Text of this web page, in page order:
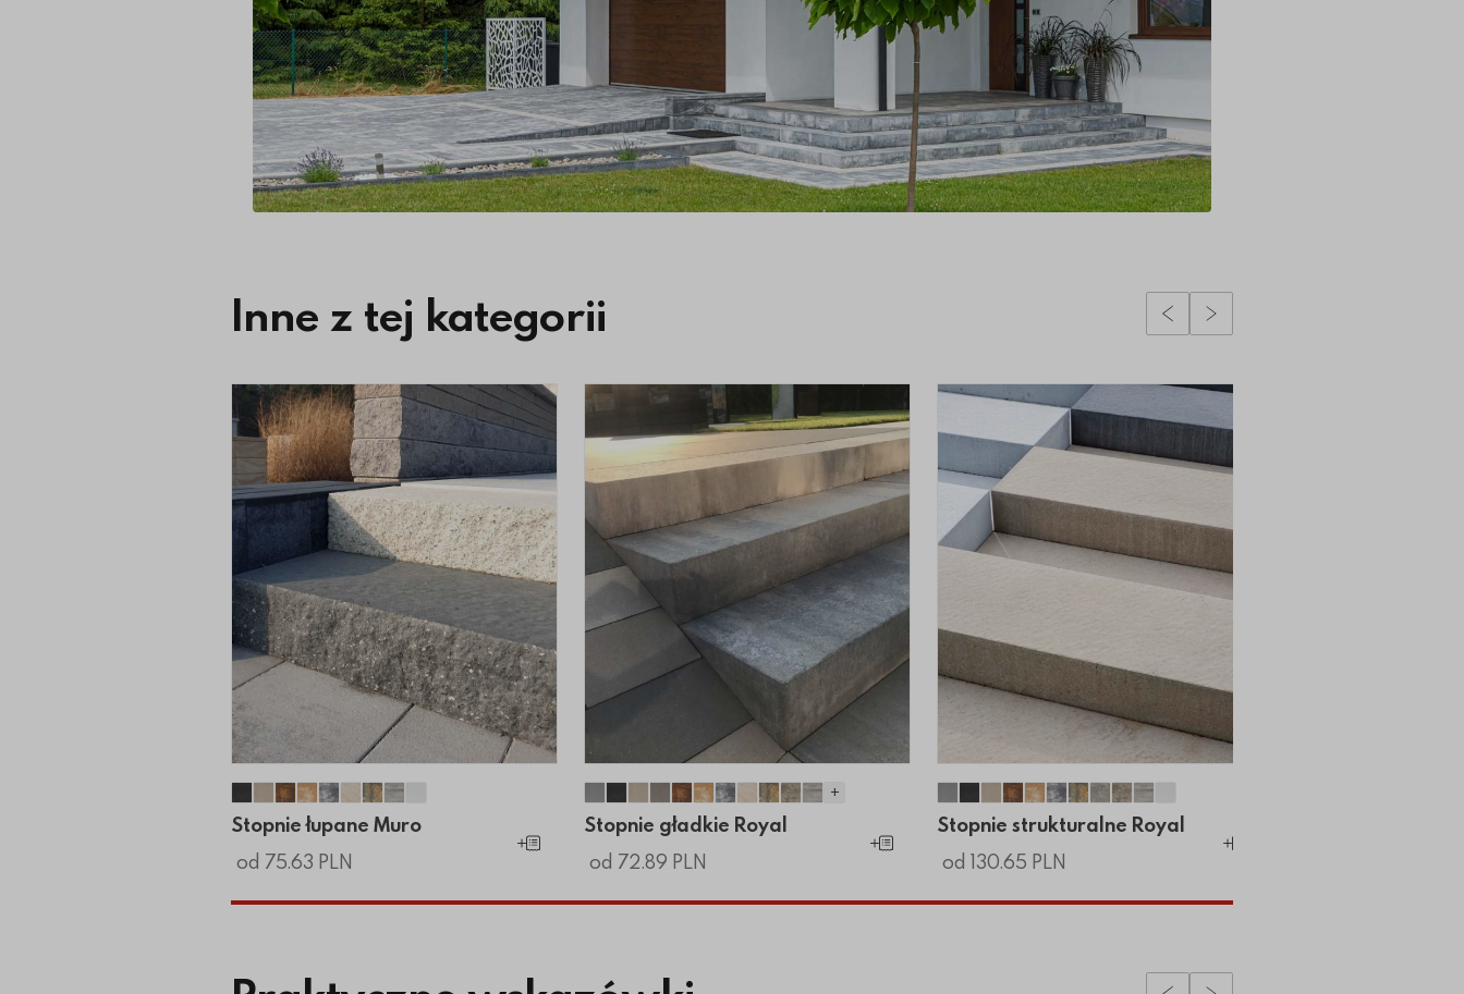
Inne z tej kategorii Poprzedni slidy
Następny slidy
Stopnie łupane Muro
Stopnie łupane Muro
Stopnie łupane Muro
Stopnie łupane Muro
Stopnie łupane Muro
Stopnie łupane Muro
Stopnie łupane Muro
Stopnie łupane Muro
Stopnie łupane Muro
Stopnie łupane Muro
od 75.63 PLN
Dodaj do koszyka
Stopnie gładkie Royal
Stopnie gładkie Royal
Stopnie gładkie Royal
Stopnie gładkie Royal
Stopnie gładkie Royal
Stopnie gładkie Royal
Stopnie gładkie Royal
Stopnie gładkie Royal
Stopnie gładkie Royal
Stopnie gładkie Royal
Stopnie gładkie Royal
+
Stopnie gładkie Royal
od 72.89 PLN
Dodaj do koszyka
Stopnie strukturalne Royal
Stopnie strukturalne Royal
Stopnie strukturalne Royal
Stopnie strukturalne Royal
Stopnie strukturalne Royal
Stopnie strukturalne Royal
Stopnie strukturalne Royal
Stopnie strukturalne Royal
Stopnie strukturalne Royal
Stopnie strukturalne Royal
Stopnie strukturalne Royal
od 130.65 PLN